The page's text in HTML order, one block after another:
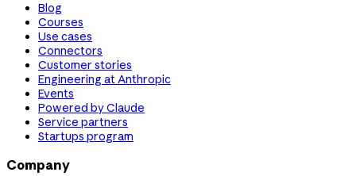
Blog
Courses
Use cases
Connectors
Customer stories
Engineering at Anthropic
Events
Powered by Claude
Service partners
Startups program
Company